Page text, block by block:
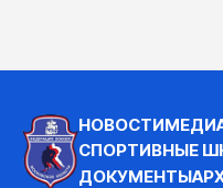
НОВОСТИ
СПОРТИВНЫЕ
ДОКУМЕНТЫ